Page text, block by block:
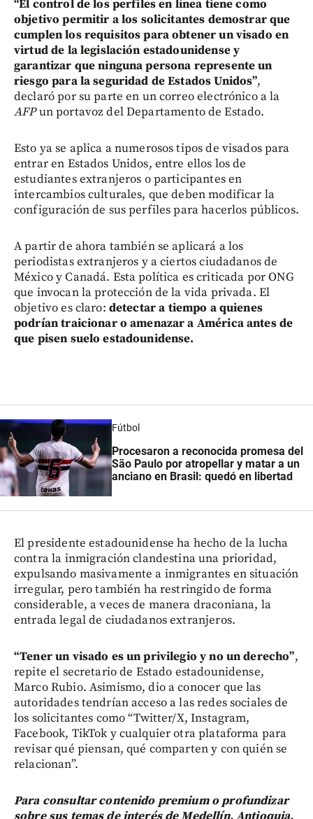
“El control de los perfiles en línea tiene como
objetivo permitir a los solicitantes demostrar que
cumplen los requisitos para obtener un visado en
virtud de la legislación estadounidense y
garantizar que ninguna persona represente un
riesgo para la seguridad de Estados Unidos”,
declaró por su parte en un correo electrónico a la
AFPun portavoz del Departamento de Estado.
Esto ya se aplica a numerosos tipos de visados para
entrar en Estados Unidos, entre ellos los de
estudiantes extranjeros o participantes en
intercambios culturales, que deben modificar la
configuración de sus perfiles para hacerlos públicos.
A partir de ahora también se aplicará a los
periodistas extranjeros y a ciertos ciudadanos de
México y Canadá. Esta política es criticada por ONG
que invocan la protección de la vida privada. El
objetivo es claro: detectar a tiempo a quienes
podrían traicionar o amenazar a América antes de
que pisen suelo estadounidense.
Fútbol
Procesaron a reconocida promesa del
São Paulo por atropellar y matar a un
anciano en Brasil: quedó en libertad
El presidente estadounidense ha hecho de la lucha
contra la inmigración clandestina una prioridad,
expulsando masivamente a inmigrantes en situación
irregular, pero también ha restringido de forma
considerable, a veces de manera draconiana, la
entrada legal de ciudadanos extranjeros.
“Tener un visado es un privilegio y no un derecho”,
repite el secretario de Estado estadounidense,
Marco Rubio. Asimismo, dio a conocer que las
autoridades tendrían acceso a las redes sociales de
los solicitantes como “Twitter/X, Instagram,
Facebook, TikTok y cualquier otra plataforma para
revisar qué piensan, qué comparten y con quién se
relacionan”.
Para consultar contenido premium o profundizar